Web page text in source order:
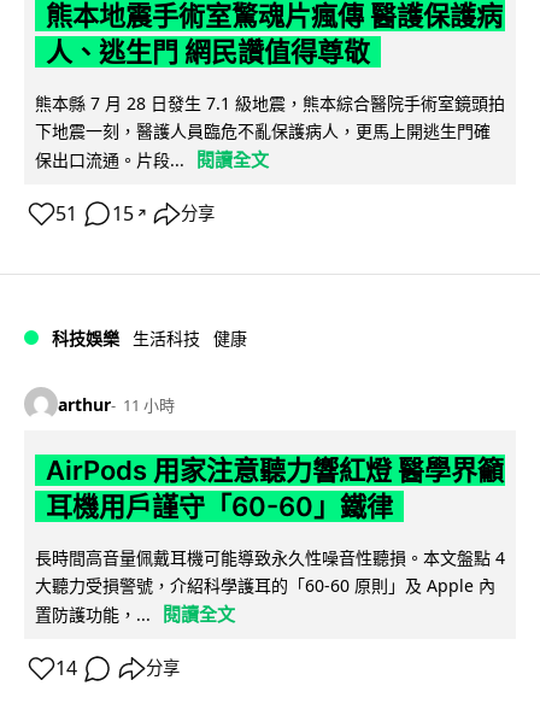
熊本地震手術室驚魂片瘋傳 醫護保護病
人、逃生門 網民讚值得尊敬
熊本縣 7 月 28 日發生 7.1 級地震，熊本綜合醫院手術室鏡頭拍
下地震一刻，醫護人員臨危不亂保護病人，更馬上開逃生門確
保出口流通。片段...
閱讀全文
51 15 ↗ 分享
科技娛樂 生活科技 健康
arthur 11 小時
AirPods 用家注意聽力響紅燈 醫學界籲
耳機用戶謹守「60-60」鐵律
長時間高音量佩戴耳機可能導致永久性噪音性聽損。本文盤點 4
大聽力受損警號，介紹科學護耳的「60-60 原則」及 Apple 內
置防護功能，...
閱讀全文
14 分享